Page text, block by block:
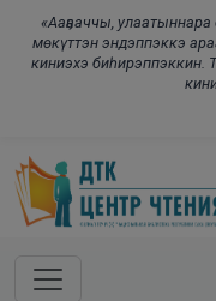
«Ааҕааччы, улаатыннара
мөкүттэн эндэппэккэ
киниэхэ биһирэппэккин.
Skip to main content